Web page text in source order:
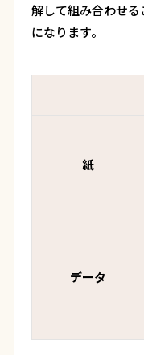
解して組み合わせ
になります。
紙
データ